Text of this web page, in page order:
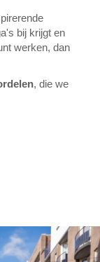
bij krijgt en
werken, dan
, die we